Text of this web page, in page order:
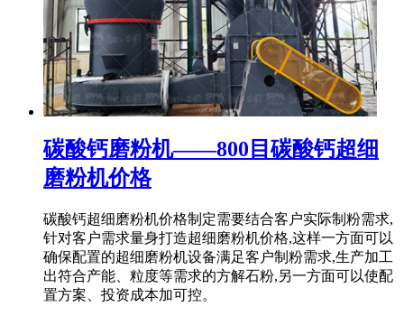
碳酸钙磨粉机——800目碳酸钙超细
磨粉机价格
碳酸钙超细磨粉机价格制定需要结合客户实际制粉需求,
针对客户需求量身打造超细磨粉机价格,这样一方面可以
确保配置的超细磨粉机设备满足客户制粉需求,生产加工
出符合产能、粒度等需求的方解石粉,另一方面可以使配
置方案、投资成本加可控。